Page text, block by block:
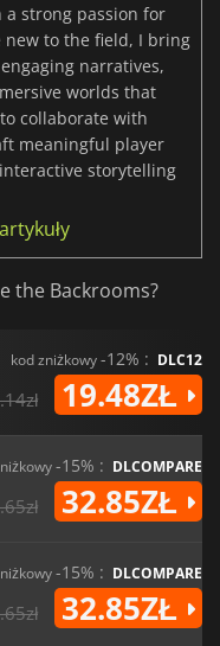
strong passion for
new to the field, I bring
narratives,
worlds that
collaborate with
meaningful player
storytelling
the Backrooms?
kod zniżkowy-12% : DLC12
19.48ZŁ
-15% : DLCOMPARE
32.85ZŁ
-15% : DLCOMPARE
32.85ZŁ